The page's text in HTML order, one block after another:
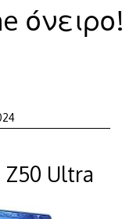
όνειρο!
Z50 Ultra